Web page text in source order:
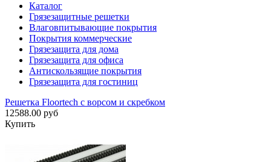
Каталог
Грязезащитные решетки
Влаговпитывающие покрытия
Покрытия коммерческие
Грязезащита для дома
Грязезащита для офиса
Антискользящие покрытия
Грязезащита для гостиниц
Решетка Floortech с ворсом и скребком
12588.00 руб
Купить